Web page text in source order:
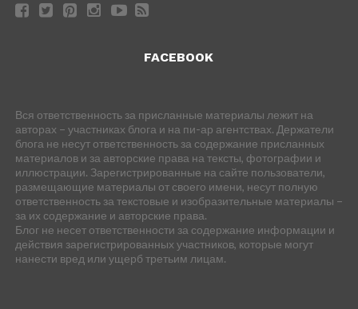
FACEBOOK
Вся ответственность за присланные материалы лежит на
авторах – участниках блога и на пи-ар агентствах. Держатели
блога не несут ответственность за содержание присланных
материалов и за авторские права на тексты, фотографии и
иллюстрации. Зарегистрированные на сайте пользователи,
размещающие материалы от своего имени, несут полную
ответственность за текстовые и изобразительные материалы –
за их содержание и авторские права.
Блог не несет ответственности за содержание информации и
действия зарегистрированных участников, которые могут
нанести вред или ущерб третьим лицам.